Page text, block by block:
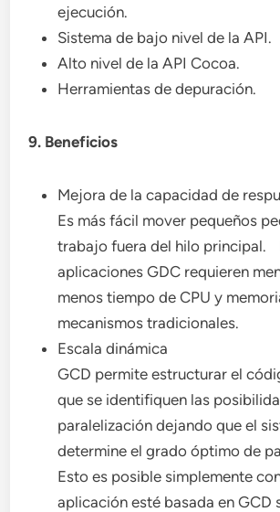
ejecución.
Sistema de bajo nivel de la API.
Alto nivel de la API Cocoa.
Herramientas de depuración.
9. Beneficios
Mejora de la capacidad de
Es más fácil mover pequeños
trabajo fuera del hilo principal.
aplicaciones GDC requieren
menos tiempo de CPU y
mecanismos tradicionales.
Escala dinámica
GCD permite estructurar el
que se identifiquen las
paralelización dejando que el
determine el grado óptimo de
Esto es posible simplemente
aplicación esté basada en GCD